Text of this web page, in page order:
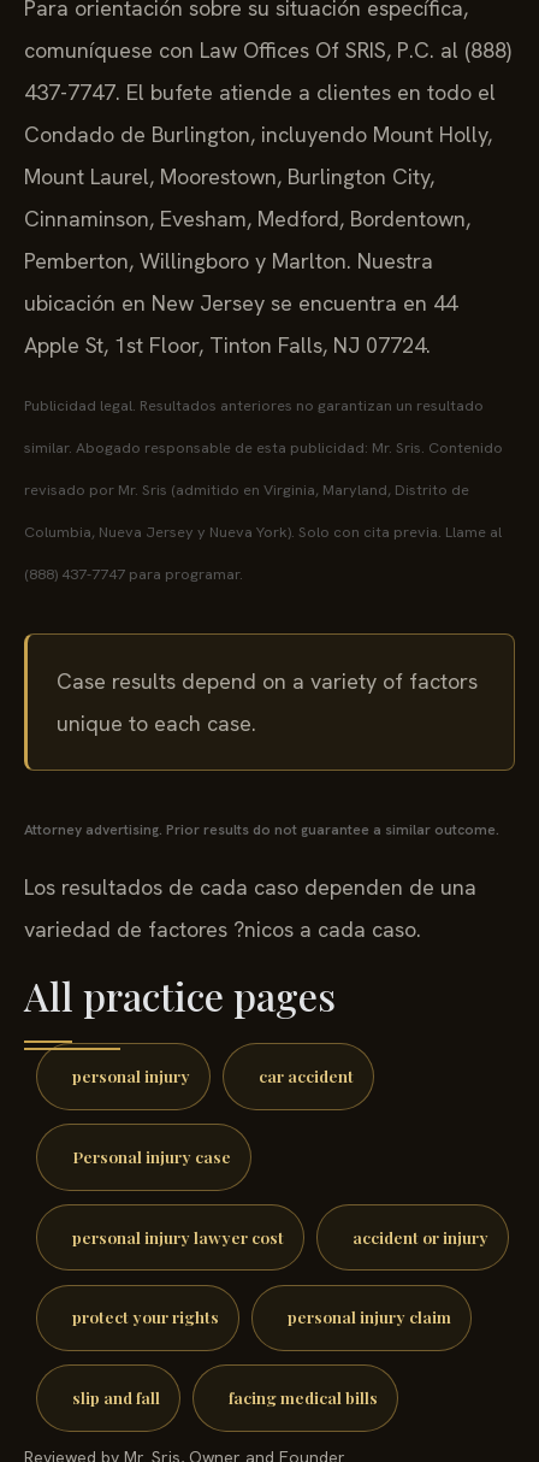
Para orientación sobre su situación específica,
comuníquese con Law Offices Of SRIS, P.C. al (888)
437-7747. El bufete atiende a clientes en todo el
Condado de Burlington, incluyendo Mount Holly,
Mount Laurel, Moorestown, Burlington City,
Cinnaminson, Evesham, Medford, Bordentown,
Pemberton, Willingboro y Marlton. Nuestra
ubicación en New Jersey se encuentra en 44
Apple St, 1st Floor, Tinton Falls, NJ 07724.
Publicidad legal. Resultados anteriores no garantizan un resultado
similar. Abogado responsable de esta publicidad: Mr. Sris. Contenido
revisado por Mr. Sris (admitido en Virginia, Maryland, Distrito de
Columbia, Nueva Jersey y Nueva York). Solo con cita previa. Llame al
(888) 437-7747 para programar.
Case results depend on a variety of factors
unique to each case.
Attorney advertising. Prior results do not guarantee a similar outcome.
Los resultados de cada caso dependen de una
variedad de factores ?nicos a cada caso.
All practice pages
personal injury car accident
Personal injury case
personal injury lawyer cost accident or injury
protect your rights personal injury claim
slip and fall facing medical bills
Reviewed by Mr. Sris, Owner and Founder.